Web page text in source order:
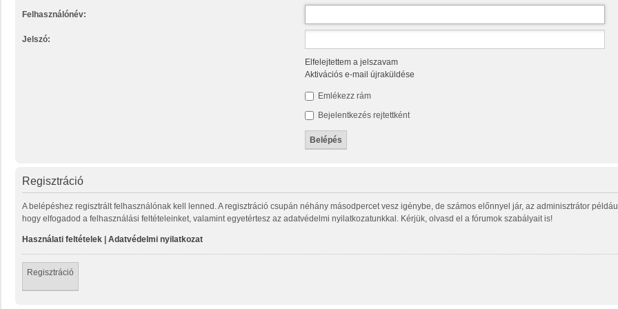
Felhasználónév:
Jelszó:
Elfelejtettem a jelszavam
Aktivációs e-mail újraküldése
Emlékezz rám
Bejelentkezés rejtettként
Regisztráció
A belépéshez regisztrált felhasználónak kell lenned. A regisztráció csupán néhány másodpercet vesz igénybe, de számos előnnyel jár, az adminisztrátor
hogy elfogadod a felhasználási feltételeinket, valamint egyetértesz az adatvédelmi nyilatkozatunkkal. Kérjük, olvasd el a fórumok szabályait is!
Használati feltételek Adatvédelmi nyilatkozat
Regisztráció